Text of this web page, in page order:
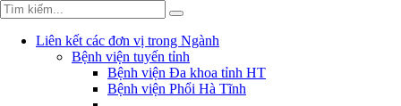
Liên kết các đơn vị trong Ngành
Bệnh viện tuyến tỉnh
Bệnh viện Đa khoa tỉnh HT
Bệnh viện Phổi Hà Tĩnh